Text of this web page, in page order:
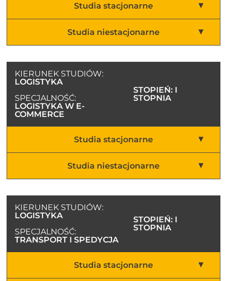
Studia stacjonarne
Studia niestacjonarne
KIERUNEK STUDIÓW:
LOGISTYKA
SPECJALNOŚĆ:
LOGISTYKA W E-
COMMERCE
STOPIEŃ: I
STOPNIA
Studia stacjonarne
Studia niestacjonarne
KIERUNEK STUDIÓW:
LOGISTYKA
SPECJALNOŚĆ:
TRANSPORT I SPEDYCJA
STOPIEŃ: I
STOPNIA
Studia stacjonarne